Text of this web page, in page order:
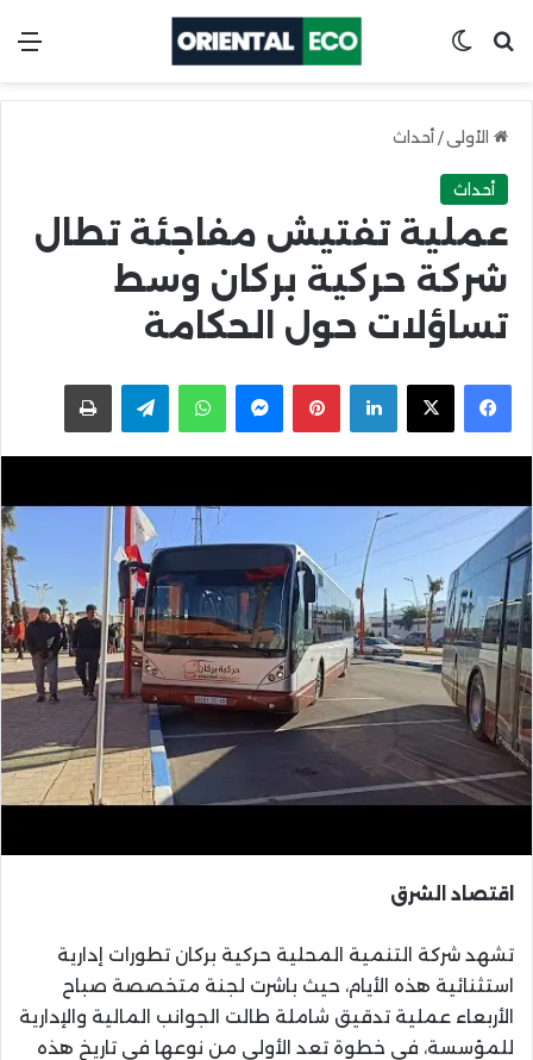
ابحث عنSwitch skin
الأولى / أحداث
أحداث
عملية تفتيش مفاجئة تطال
شركة حركية بركان وسط
تساؤلات حول الحكامة
Facebook
X
LinkedIn
Pinterest
Messenger
WhatsApp
Telegramاطبعها
اقتصاد الشرق
تشهد شركة التنمية المحلية حركية بركان تطورات إدارية
استثنائية هذه الأيام، حيث باشرت لجنة متخصصة صباح
الأربعاء عملية تدقيق شاملة طالت الجوانب المالية والإدارية
للمؤسسة، في خطوة تعد الأولى من نوعها في تاريخ هذه